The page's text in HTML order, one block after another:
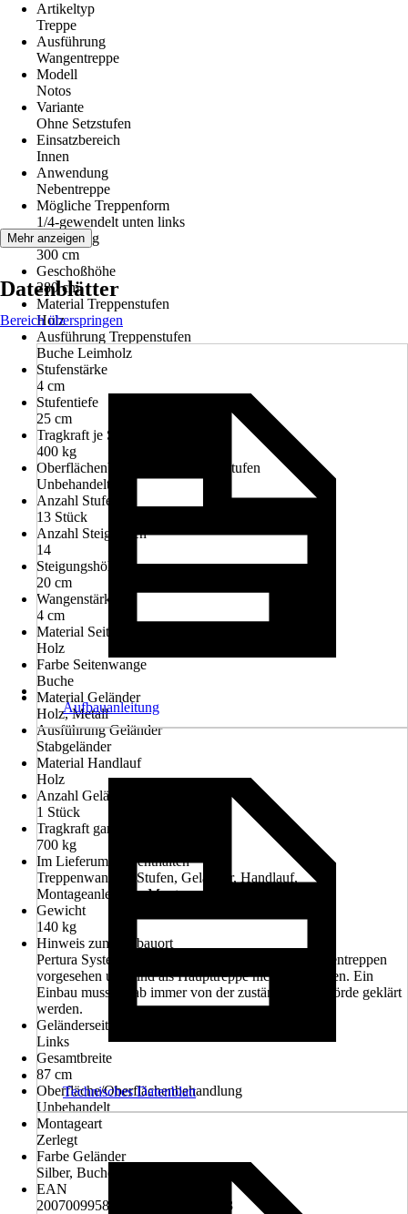
Artikeltyp
Treppe
Ausführung
Wangentreppe
Modell
Notos
Variante
Ohne Setzstufen
Einsatzbereich
Innen
Anwendung
Nebentreppe
Mögliche Treppenform
1/4-gewendelt unten links
Ausladung
300 cm
Geschoßhöhe
280 cm
Material Treppenstufen
Holz
Ausführung Treppenstufen
Buche Leimholz
Stufenstärke
4 cm
Stufentiefe
25 cm
Tragkraft je Stufe
400 kg
Oberflächenbehandlung Treppenstufen
Unbehandelt
Anzahl Stufen
13 Stück
Anzahl Steigungen
14
Steigungshöhe
20 cm
Wangenstärke
4 cm
Material Seitenwange
Holz
Farbe Seitenwange
Buche
Material Geländer
Holz, Metall
Ausführung Geländer
Stabgeländer
Material Handlauf
Holz
Anzahl Geländer
1 Stück
Tragkraft ganze Treppe in kg/m²
700 kg
Im Lieferumfang enthalten
Treppenwangen, Stufen, Geländer, Handlauf,
Montageanleitung, Montagematerial
Gewicht
140 kg
Hinweis zum Einbauort
Pertura Systemtreppen sind für den Einsatz als Nebentreppen
vorgesehen und sind als Haupttreppe nicht zugelassen. Ein
Einbau muss vorab immer von der zuständigen Behörde geklärt
werden.
Geländerseite
Links
Gesamtbreite
87 cm
Oberfläche/Oberflächenbehandlung
Unbehandelt
Montageart
Zerlegt
Farbe Geländer
Silber, Buche
EAN
2007009958842, 4306516392193
Mehr anzeigen
Datenblätter
Bereich überspringen
Aufbauanleitung
Technisches Datenblatt